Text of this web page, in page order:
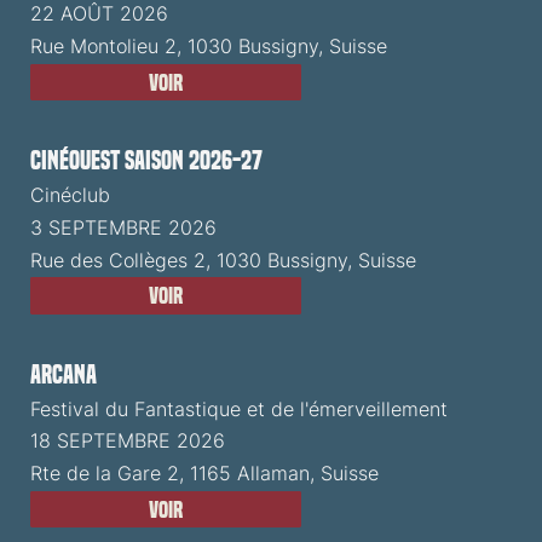
22 AOÛT 2026
Rue Montolieu 2, 1030 Bussigny, Suisse
Voir
CinéOuest Saison 2026-27
Cinéclub
3 SEPTEMBRE 2026
Rue des Collèges 2, 1030 Bussigny, Suisse
Voir
ARCANA
Festival du Fantastique et de l'émerveillement
18 SEPTEMBRE 2026
Rte de la Gare 2, 1165 Allaman, Suisse
Voir